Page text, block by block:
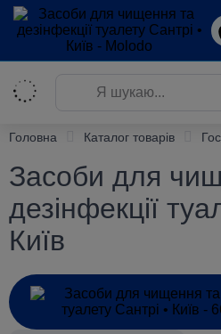
Головна Каталог товарів
Засоби для
дезінфекції
Київ